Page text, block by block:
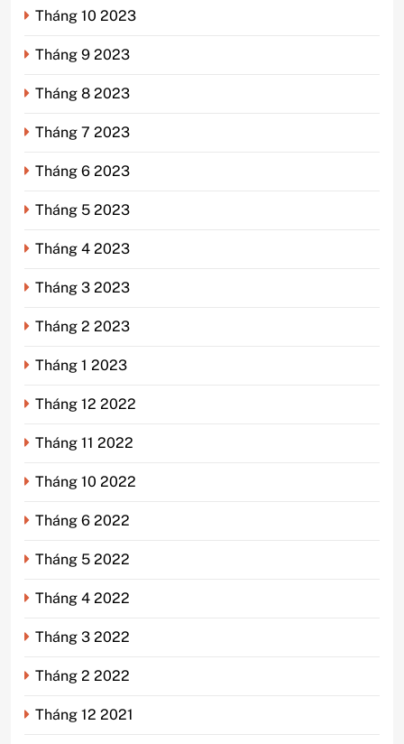
Tháng 10 2023
Tháng 9 2023
Tháng 8 2023
Tháng 7 2023
Tháng 6 2023
Tháng 5 2023
Tháng 4 2023
Tháng 3 2023
Tháng 2 2023
Tháng 1 2023
Tháng 12 2022
Tháng 11 2022
Tháng 10 2022
Tháng 6 2022
Tháng 5 2022
Tháng 4 2022
Tháng 3 2022
Tháng 2 2022
Tháng 12 2021